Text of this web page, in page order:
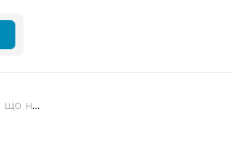
Microsoft випустила Copilot для Mac: що нового?